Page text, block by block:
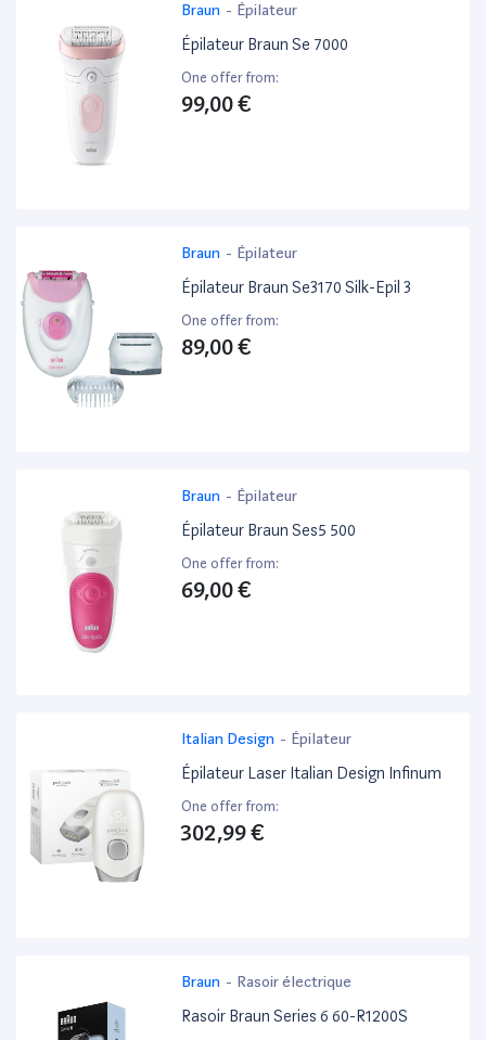
Braun - Épilateur
Épilateur Braun Se 7000
One offer from:
99,00 €
Braun - Épilateur
Épilateur Braun Se3170 Silk-Epil 3
One offer from:
89,00 €
Braun - Épilateur
Épilateur Braun Ses5 500
One offer from:
69,00 €
Italian Design - Épilateur
Épilateur Laser Italian Design Infinum
One offer from:
302,99 €
Braun - Rasoir électrique
Rasoir Braun Series 6 60-R1200S